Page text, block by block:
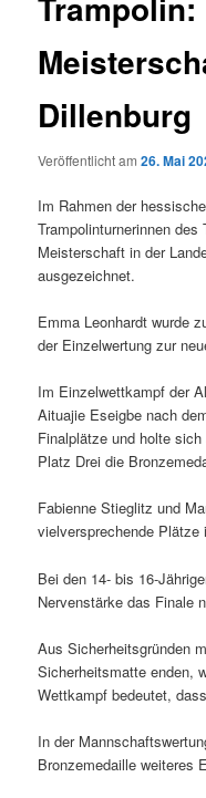
Dillenburg
Veröffentlicht am26. Mai
Im Rahmen der
Trampolinturnerinnen
Meisterschaft in der
ausgezeichnet.
Emma Leonhardt wurde
der Einzelwertung zur
Im Einzelwettkampf der
Aituajie Eseigbe nach
Finalplätze und holte
Platz Drei die
Fabienne Stieglitz und
vielversprechende
Bei den 14- bis 16-
Nervenstärke das Finale
Aus Sicherheitsgründen
Sicherheitsmatte enden,
Wettkampf bedeutet,
In der
Bronzemedaille weiteres